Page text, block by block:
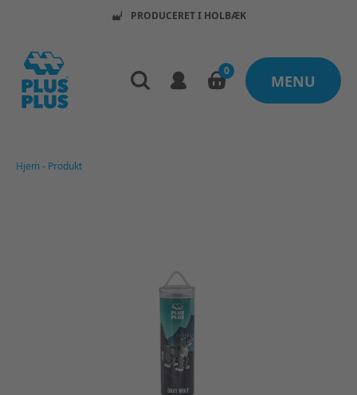
PRODUCERET I HOLBÆK
0
MENU
Hjem- Produkt